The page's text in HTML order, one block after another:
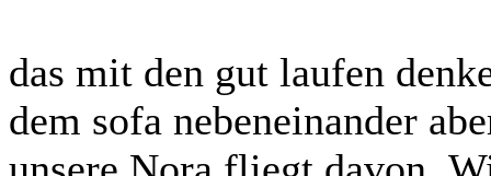
das mit den gut laufen
dem sofa nebeneinander